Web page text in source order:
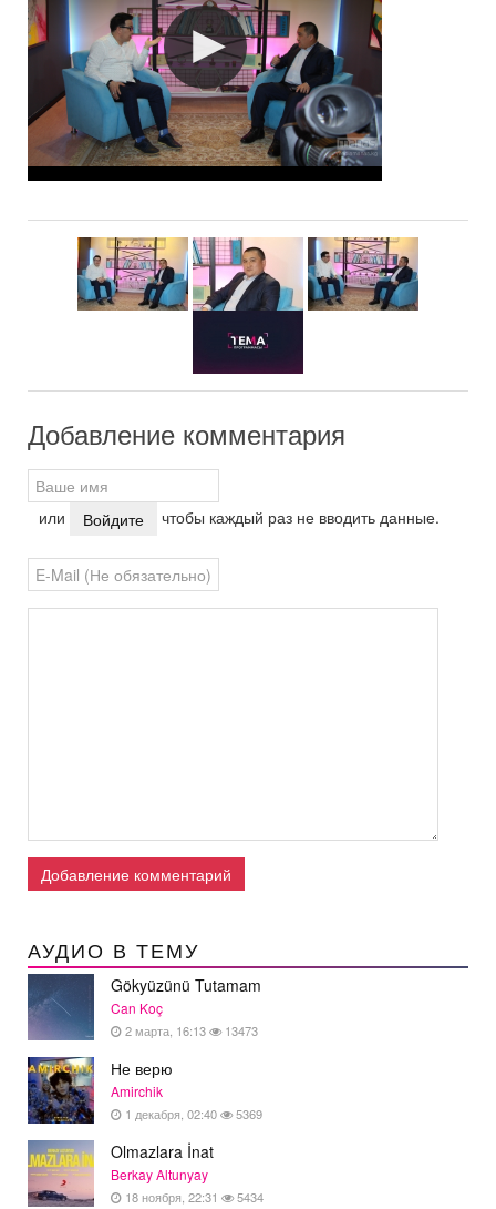
Добавление комментария
или Войдите чтобы каждый раз не вводить данные.
Добавление комментарий
АУДИО В ТЕМУ
Gökyüzünü Tutamam
Can Koç
2 марта, 16:13 13473
Не верю
Amirchik
1 декабря, 02:40 5369
Olmazlara İnat
Berkay Altunyay
18 ноября, 22:31 5434